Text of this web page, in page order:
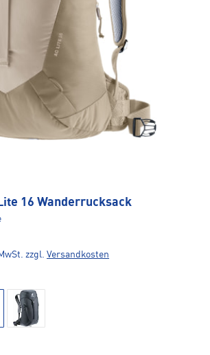
16 Wanderrucksack
zzgl. Versandkosten